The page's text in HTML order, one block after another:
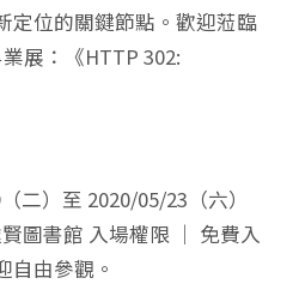
定位的關鍵節點。歡迎蒞臨
展：《HTTP 302:
二）至 2020/05/23（六）
圖書館 入場權限 ｜ 免費入
自由參觀。